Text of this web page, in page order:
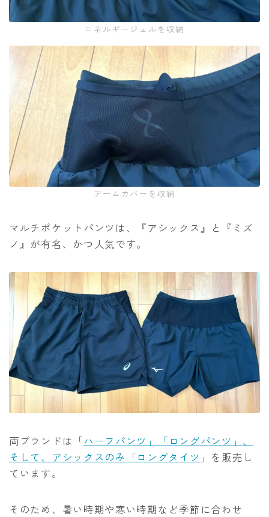
エネルギージェルを収納
アームカバーを収納
マルチポケットパンツは、『アシックス』と『ミズ
ノ』が有名、かつ人気です。
両ブランドは「ハーフパンツ」「ロングパンツ」、
そして、アシックスのみ「ロングタイツ 」を販売し
ています。
そのため、暑い時期や寒い時期など季節に合わせ